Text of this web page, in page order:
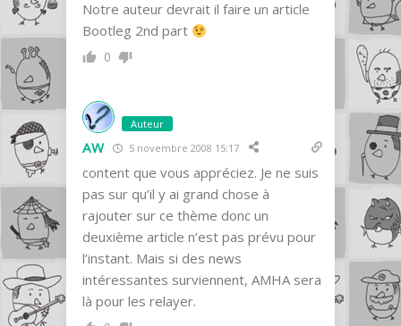
Notre auteur devrait il faire un article
Bootleg 2nd part
0
Auteur
AW 5 novembre 2008 15:17
content que vous appréciez. Je ne suis
pas sur qu’il y ai grand chose à
rajouter sur ce thème donc un
deuxième article n’est pas prévu pour
l’instant. Mais si des news
intéressantes surviennent, AMHA sera
là pour les relayer.